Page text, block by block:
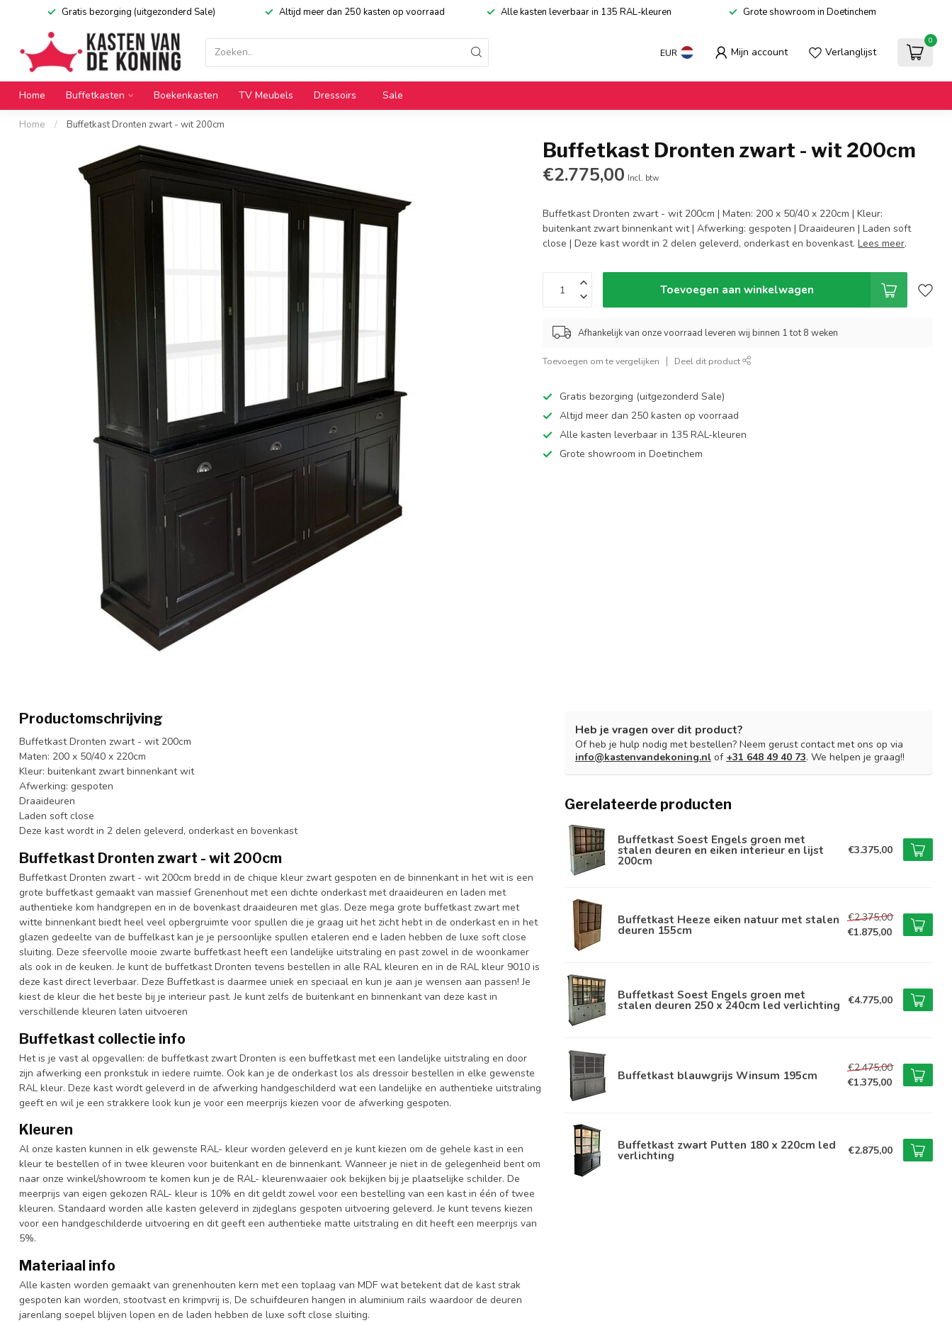
Gratis bezorging (uitgezonderd Sale) Altijd meer dan 250 kasten op voorraad Alle kasten leverbaar in 135 RAL-kleuren Grote showroom in Doetinchem
EUR Mijn account Verlanglijst
0
Home Buffetkasten Boekenkasten TV Meubels Dressoirs Sale
Home / Buffetkast Dronten zwart - wit 200cm
Buffetkast Dronten zwart - wit 200cm
€2.775,00 Incl. btw
Buffetkast Dronten zwart - wit 200cm | Maten: 200 x 50/40 x 220cm | Kleur:
buitenkant zwart binnenkant wit | Afwerking: gespoten | Draaideuren | Laden soft
close | Deze kast wordt in 2 delen geleverd, onderkast en bovenkast.Lees meer.
Toevoegen aan winkelwagen
Afhankelijk van onze voorraad leveren wij binnen 1 tot 8 weken
Toevoegen om te vergelijken Deel dit product
Gratis bezorging (uitgezonderd Sale)
Altijd meer dan 250 kasten op voorraad
Alle kasten leverbaar in 135 RAL-kleuren
Grote showroom in Doetinchem
Productomschrijving
Buffetkast Dronten zwart - wit 200cm
Maten: 200 x 50/40 x 220cm
Kleur: buitenkant zwart binnenkant wit
Afwerking: gespoten
Draaideuren
Laden soft close
Deze kast wordt in 2 delen geleverd, onderkast en bovenkast
Buffetkast Dronten zwart - wit 200cm
Buffetkast Dronten zwart - wit 200cm bredd in de chique kleur zwart gespoten en de binnenkant in het wit is een
grote buffetkast gemaakt van massief Grenenhout met een dichte onderkast met draaideuren en laden met
authentieke kom handgrepen en in de bovenkast draaideuren met glas. Deze mega grote buffetkast zwart met
witte binnenkant biedt heel veel opbergruimte voor spullen die je graag uit het zicht hebt in de onderkast en in het
glazen gedeelte van de buffelkast kan je je persoonlijke spullen etaleren end e laden hebben de luxe soft close
sluiting. Deze sfeervolle mooie zwarte buffetkast heeft een landelijke uitstraling en past zowel in de woonkamer
als ook in de keuken. Je kunt de buffetkast Dronten tevens bestellen in alle RAL kleuren en in de RAL kleur 9010 is
deze kast direct leverbaar. Deze Buffetkast is daarmee uniek en speciaal en kun je aan je wensen aan passen! Je
kiest de kleur die het beste bij je interieur past. Je kunt zelfs de buitenkant en binnenkant van deze kast in
verschillende kleuren laten uitvoeren
Buffetkast collectie info
Het is je vast al opgevallen: de buffetkast zwart Dronten is een buffetkast met een landelijke uitstraling en door
zijn afwerking een pronkstuk in iedere ruimte. Ook kan je de onderkast los als dressoir bestellen in elke gewenste
RAL kleur. Deze kast wordt geleverd in de afwerking handgeschilderd wat een landelijke en authentieke uitstraling
geeft en wil je een strakkere look kun je voor een meerprijs kiezen voor de afwerking gespoten.
Kleuren
Al onze kasten kunnen in elk gewenste RAL- kleur worden geleverd en je kunt kiezen om de gehele kast in een
kleur te bestellen of in twee kleuren voor buitenkant en de binnenkant. Wanneer je niet in de gelegenheid bent om
naar onze winkel/showroom te komen kun je de RAL- kleurenwaaier ook bekijken bij je plaatselijke schilder. De
meerprijs van eigen gekozen RAL- kleur is 10% en dit geldt zowel voor een bestelling van een kast in één of twee
kleuren. Standaard worden alle kasten geleverd in zijdeglans gespoten uitvoering geleverd. Je kunt tevens kiezen
voor een handgeschilderde uitvoering en dit geeft een authentieke matte uitstraling en dit heeft een meerprijs van
5%.
Materiaal info
Alle kasten worden gemaakt van grenenhouten kern met een toplaag van MDF wat betekent dat de kast strak
gespoten kan worden, stootvast en krimpvrij is, De schuifdeuren hangen in aluminium rails waardoor de deuren
jarenlang soepel blijven lopen en de laden hebben de luxe soft close sluiting.
Heb je vragen over dit product?
Of heb je hulp nodig met bestellen? Neem gerust contact met ons op via
info@kastenvandekoning.nl of +31 648 49 40 73. We helpen je graag!!
Gerelateerde producten
Buffetkast Soest Engels groen met
stalen deuren en eiken interieur en lijst
200cm
€3.375,00
Buffetkast Heeze eiken natuur met stalen
deuren 155cm
€2.375,00
€1.875,00
Buffetkast Soest Engels groen met
stalen deuren 250 x 240cm led verlichting €4.775,00
Buffetkast blauwgrijs Winsum 195cm
€2.475,00
€1.375,00
Buffetkast zwart Putten 180 x 220cm led
verlichting €2.875,00